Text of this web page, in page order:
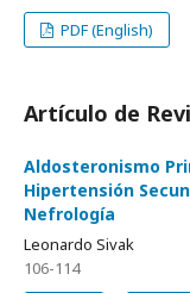
PDF (English)
Artículo de
Aldosteronismo
Hipertensión
Nefrología
Leonardo Sivak
106-114